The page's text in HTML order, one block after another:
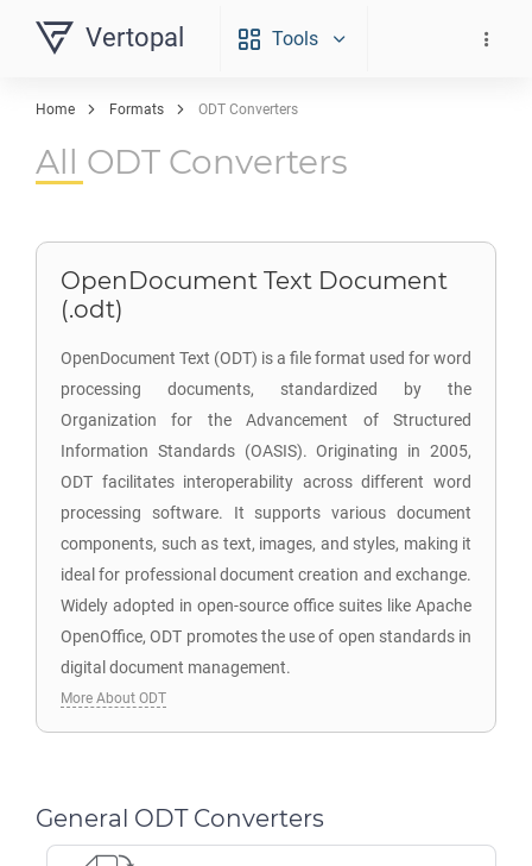
Vertopal Tools
Home Formats ODT Converters
All ODT Converters
OpenDocument Text Document
(.odt)
OpenDocument Text (ODT) is a file format used for word
processing documents, standardized by the
Organization for the Advancement of Structured
Information Standards (OASIS). Originating in 2005,
ODT facilitates interoperability across different word
processing software. It supports various document
components, such as text, images, and styles, making it
ideal for professional document creation and exchange.
Widely adopted in open-source office suites like Apache
OpenOffice, ODT promotes the use of open standards in
digital document management.
More About ODT
General ODT Converters